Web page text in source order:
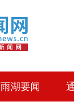
雨湖要闻